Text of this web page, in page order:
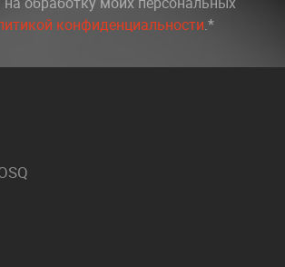
конфиденциальности.*